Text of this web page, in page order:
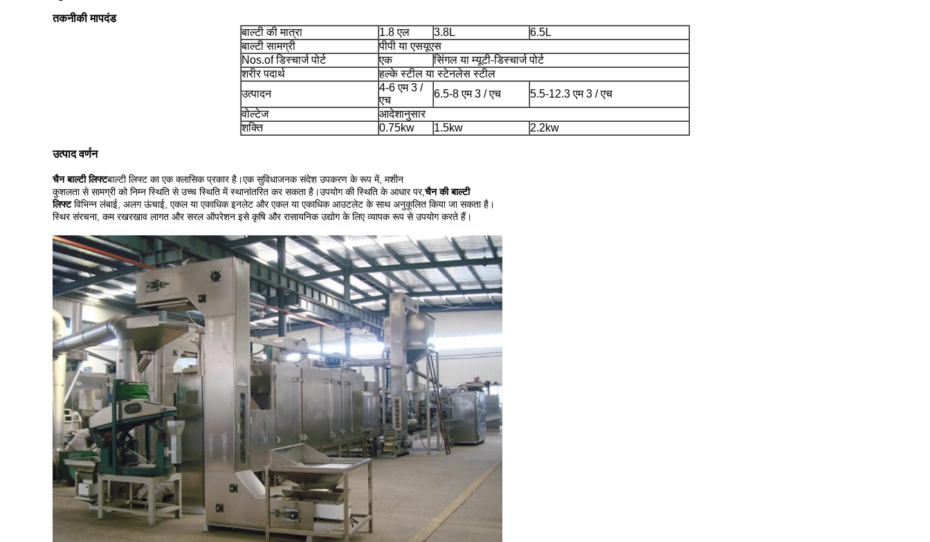
तकनीकी मापदंड
बाल्टी की मात्रा
1.8 एल 3.8L
6.5L
बाल्टी सामग्री
पीपी या एसयूएस
Nos.of डिस्चार्ज पोर्ट
एक
सिंगल या म्यूटी-डिस्चार्ज पोर्ट
शरीर पदार्थ
हल्के स्टील या स्टेनलेस स्टील
उत्पादन
4-6 एम 3 /
एच
6.5-8 एम 3 / एच
5.5-12.3 एम 3 / एच
वोल्टेज
आदेशानुसार
शक्ति
0.75kw 1.5kw 2.2kw
उत्पाद वर्णन
चैन बाल्टी लिफ्टबाल्टी लिफ्ट का एक क्लासिक प्रकार है।एक सुविधाजनक संदेश उपकरण के रूप में, मशीन
कुशलता से सामग्री को निम्न स्थिति से उच्च स्थिति में स्थानांतरित कर सकता है।उपयोग की स्थिति के आधार पर,चैन की बाल्टी
लिफ्टविभिन्न लंबाई, अलग ऊंचाई, एकल या एकाधिक इनलेट और एकल या एकाधिक आउटलेट के साथ अनुकूलित किया जा सकता है।
स्थिर संरचना, कम रखरखाव लागत और सरल ऑपरेशन इसे कृषि और रासायनिक उद्योग के लिए व्यापक रूप से उपयोग करते हैं।